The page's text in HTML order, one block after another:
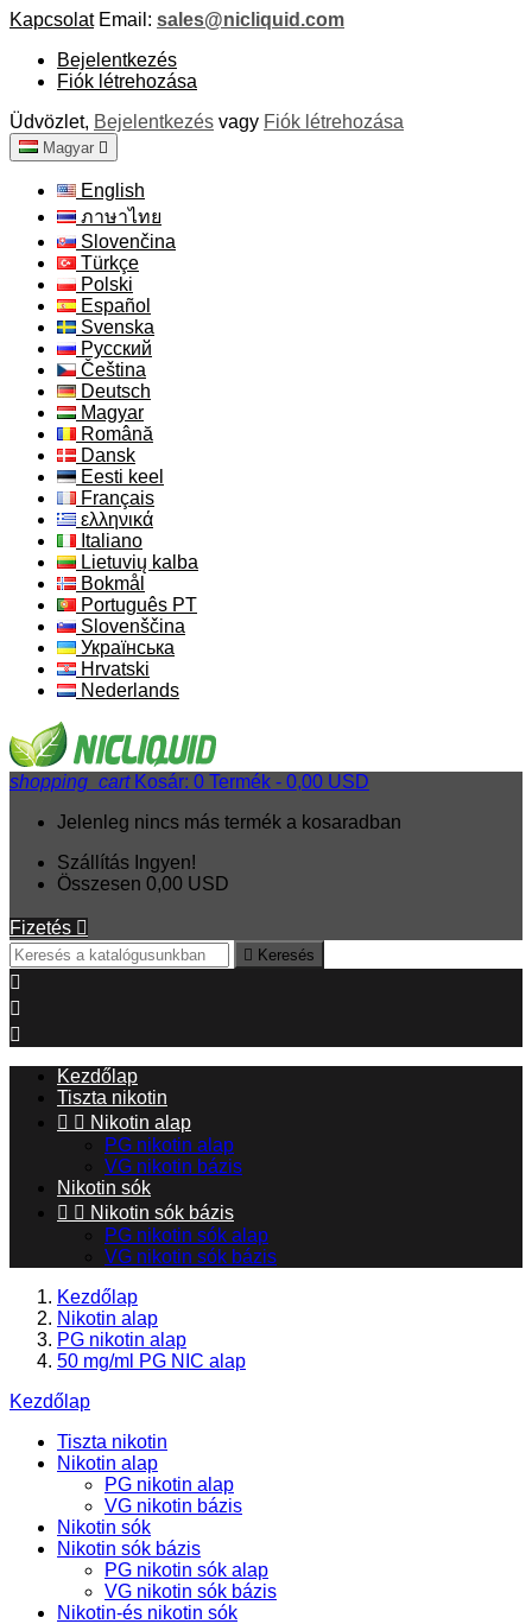
Kapcsolat Email: sales@nicliquid.com
Bejelentkezés
Fiók létrehozása
Üdvözlet, Bejelentkezés vagy Fiók létrehozása
Magyar 
English
ภาษาไทย
Slovenčina
Türkçe
Polski
Español
Svenska
Русский
Čeština
Deutsch
Magyar
Română
Dansk
Eesti keel
Français
ελληνικά
Italiano
Lietuvių kalba
Bokmål
Português PT
Slovenščina
Українська
Hrvatski
Nederlands
shopping_cart Kosár: 0 Termék - 0,00 USD
Jelenleg nincs más termék a kosaradban
Szállítás Ingyen!
Összesen 0,00 USD
Fizetés 
 Keresés



Kezdőlap
Tiszta nikotin
  Nikotin alap
PG nikotin alap
VG nikotin bázis
Nikotin sók
  Nikotin sók bázis
PG nikotin sók alap
VG nikotin sók bázis
Kezdőlap
Nikotin alap
PG nikotin alap
50 mg/ml PG NIC alap
Kezdőlap
Tiszta nikotin
Nikotin alap
PG nikotin alap
VG nikotin bázis
Nikotin sók
Nikotin sók bázis
PG nikotin sók alap
VG nikotin sók bázis
Nikotin-és nikotin sók